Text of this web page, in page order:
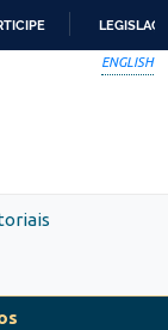
ENGLISH